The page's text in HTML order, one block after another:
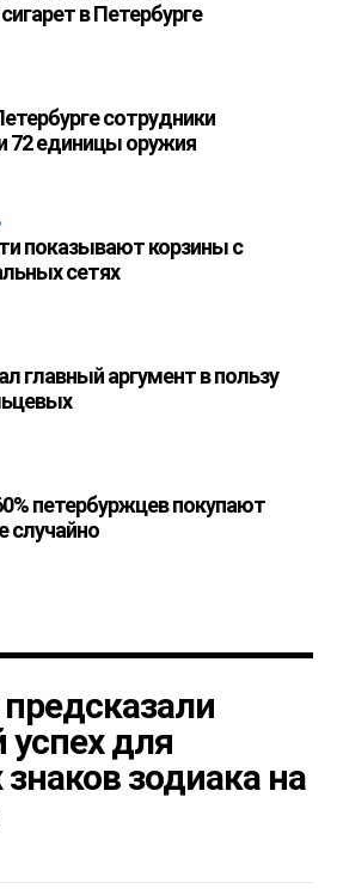
в Петербурге
сотрудники
72 единицы оружия
показывают корзины с
сетях
главный аргумент в пользу
петербуржцев покупают
случайно
для
зодиака на